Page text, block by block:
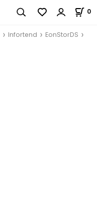
0
Infortend
EonStorDS